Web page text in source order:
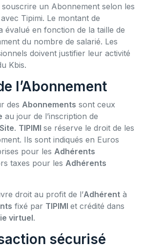
un Abonnement selon les
Tipimi. Le montant de
évalué en fonction de la taille de
du nombre de salarié. Les
doivent justifier leur activité
Kbis.
l’Abonnement
des Abonnements sont ceux
au jour de l’inscription de
Site. TIPIMI se réserve le droit de les
Ils sont indiqués en Euros
pour les Adhérents
taxes pour les Adhérents
droit au profit de l’Adhérent à
fixé par TIPIMI et crédité dans
virtuel.
sécurisé